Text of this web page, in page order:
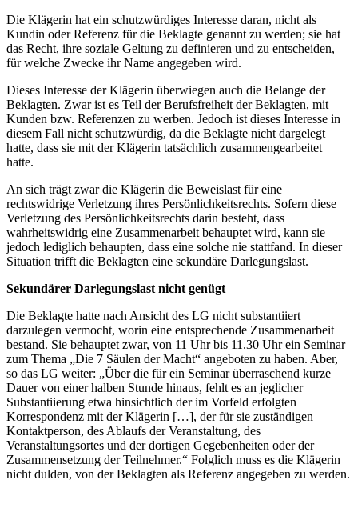
Die Klägerin hat ein schutzwürdiges Interesse daran, nicht als
Kundin oder Referenz für die Beklagte genannt zu werden; sie hat
das Recht, ihre soziale Geltung zu definieren und zu entscheiden,
für welche Zwecke ihr Name angegeben wird.
Dieses Interesse der Klägerin überwiegen auch die Belange der
Beklagten. Zwar ist es Teil der Berufsfreiheit der Beklagten, mit
Kunden bzw. Referenzen zu werben. Jedoch ist dieses Interesse in
diesem Fall nicht schutzwürdig, da die Beklagte nicht dargelegt
hatte, dass sie mit der Klägerin tatsächlich zusammengearbeitet
hatte.
An sich trägt zwar die Klägerin die Beweislast für eine
rechtswidrige Verletzung ihres Persönlichkeitsrechts. Sofern diese
Verletzung des Persönlichkeitsrechts darin besteht, dass
wahrheitswidrig eine Zusammenarbeit behauptet wird, kann sie
jedoch lediglich behaupten, dass eine solche nie stattfand. In dieser
Situation trifft die Beklagten eine sekundäre Darlegungslast.
Sekundärer Darlegungslast nicht genügt
Die Beklagte hatte nach Ansicht des LG nicht substantiiert
darzulegen vermocht, worin eine entsprechende Zusammenarbeit
bestand. Sie behauptet zwar, von 11 Uhr bis 11.30 Uhr ein Seminar
zum Thema „Die 7 Säulen der Macht“ angeboten zu haben. Aber,
so das LG weiter: „Über die für ein Seminar überraschend kurze
Dauer von einer halben Stunde hinaus, fehlt es an jeglicher
Substantiierung etwa hinsichtlich der im Vorfeld erfolgten
Korrespondenz mit der Klägerin […], der für sie zuständigen
Kontaktperson, des Ablaufs der Veranstaltung, des
Veranstaltungsortes und der dortigen Gegebenheiten oder der
Zusammensetzung der Teilnehmer.“ Folglich muss es die Klägerin
nicht dulden, von der Beklagten als Referenz angegeben zu werden.